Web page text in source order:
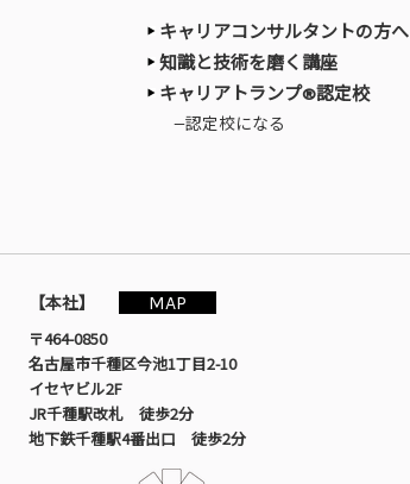
キャリアコンサルタントの方へ
知識と技術を磨く講座
キャリアトランプ®認定校
—認定校になる
【本社】
MAP
〒464-0850
名古屋市千種区今池1丁目2-10
イセヤビル2F
JR千種駅改札 徒歩2分
地下鉄千種駅4番出口 徒歩2分